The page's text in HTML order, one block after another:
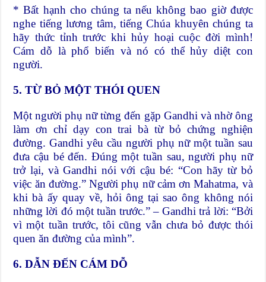
* Bất hạnh cho chúng ta nếu không bao giờ được
nghe tiếng lương tâm, tiếng Chúa khuyên chúng ta
hãy thức tỉnh trước khi hủy hoại cuộc đời mình!
Cám dỗ là phổ biến và nó có thể hủy diệt con
người.
5. TỪ BỎ MỘT THÓI QUEN
Một người phụ nữ từng đến gặp Gandhi và nhờ ông
làm ơn chỉ dạy con trai bà từ bỏ chứng nghiện
đường. Gandhi yêu cầu người phụ nữ một tuần sau
đưa cậu bé đến. Đúng một tuần sau, người phụ nữ
trở lại, và Gandhi nói với cậu bé: “Con hãy từ bỏ
việc ăn đường.” Người phụ nữ cảm ơn Mahatma, và
khi bà ấy quay về, hỏi ông tại sao ông không nói
những lời đó một tuần trước.” – Gandhi trả lời: “Bởi
vì một tuần trước, tôi cũng vẫn chưa bỏ được thói
quen ăn đường của mình”.
6. DẪN ĐẾN CÁM DỖ